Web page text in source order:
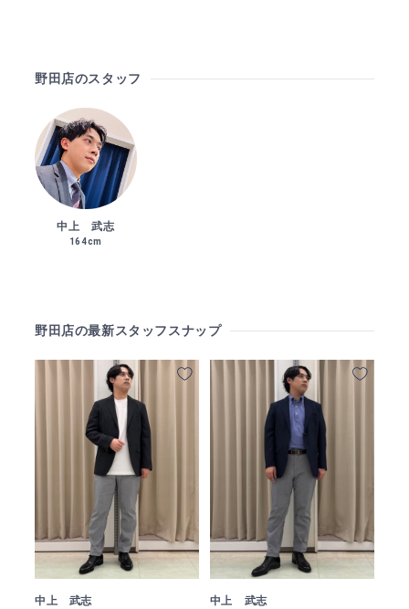
野田店のスタッフ
中上 武志
164cm
野田店の最新スタッフスナップ
中上 武志 中上 武志